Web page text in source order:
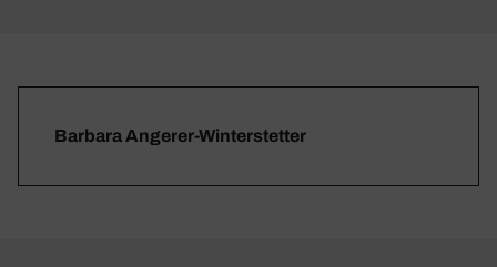
Barbara Angerer-Winterstetter